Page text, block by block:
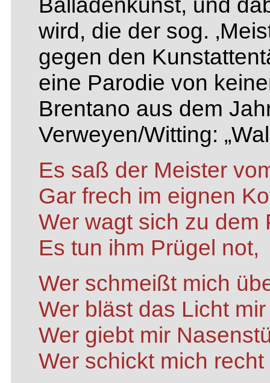
wird, die der sog.
gegen den
eine Parodie von
Brentano aus dem
Verweyen/Witting:
Es saß der Meister
Gar frech im eignen
Wer wagt sich zu dem
Es tun ihm Prügel not,
Wer schmeißt mich
Wer bläst das Licht
Wer giebt mir
Wer schickt mich